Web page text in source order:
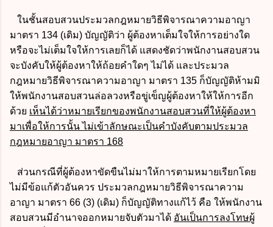
ในชั้นสอบสวนประมวลกฎหมายวิธีพิจารณาความอาญา
มาตรา 134 (เดิม) บัญญัติว่า ผู้ต้องหาเต็มใจให้การอย่างใด
หรือจะไม่เต็มใจให้การเลยก็ได้ แสดงชัดว่าพนักงานสอบสวน
จะบังคับให้ผู้ต้องหาให้ถ้อยคำใดๆ ไม่ได้ และประมวล
กฎหมายวิธีพิจารณาความอาญา มาตรา 135 ก็บัญญัติห้ามมิ
ให้พนักงานสอบสวนล่อลวงหรือขู่เข็ญผู้ต้องหาให้ให้การอีก
ด้วย เห็นได้ว่าหมายเรียกของพนักงานสอบสวนที่ให้ผู้ต้องหา
มาเพื่อให้การนั้น ไม่เข้าลักษณะเป็นคำบังคับตามประมวล
กฎหมายอาญา มาตรา 168
ส่วนกรณีที่ผู้ต้องหาขัดขืนไม่มาให้การตามหมายเรียกโดย
ไม่มีข้อแก้ตัวอันควร ประมวลกฎหมายวิธีพิจารณาความ
อาญา มาตรา 66 (3) (เดิม) ก็บัญญัติทางแก้ไว้ คือ ให้พนักงาน
สอบสวนมีอำนาจออกหมายจับตัวมาได้ อันเป็นการลงโทษผู้